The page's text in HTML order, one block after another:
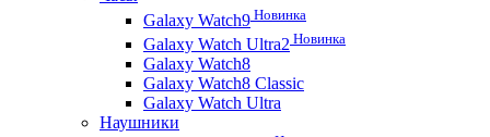
Galaxy Watch9 Новинка
Galaxy Watch Ultra2 Новинка
Galaxy Watch8
Galaxy Watch8 Classic
Galaxy Watch Ultra
Наушники